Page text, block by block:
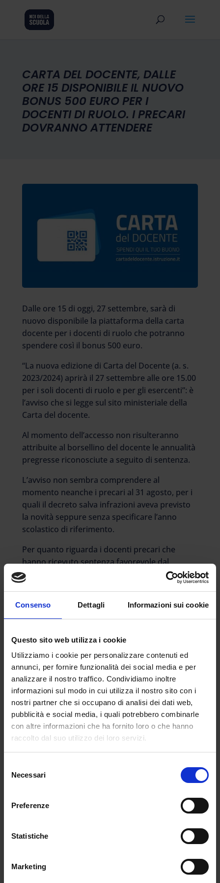
Consenso Dettagli Informazioni sui cookie
Questo sito web utilizza i cookie
Utilizziamo i cookie per personalizzare contenuti ed
annunci, per fornire funzionalità dei social media e per
analizzare il nostro traffico. Condividiamo inoltre
informazioni sul modo in cui utilizza il nostro sito con i
nostri partner che si occupano di analisi dei dati web,
pubblicità e social media, i quali potrebbero combinarle
con altre informazioni che ha fornito loro o che hanno
raccolto dal suo utilizzo dei loro servizi.
delNecessari
Preferenze
Statistiche
Marketing
CARTA DEL DOCENTE, DALLE
ORE 15 DISPONIBILE IL NUOVO
BONUS 500 EURO PER I
DOCENTI DI RUOLO. I PRECARI
DOVRANNO ATTENDERE
Dalle ore 15 di oggi, 27 settembre, sarà di
nuovo disponibile la piattaforma della carta
docente per i docenti di ruolo che potranno
spendere così il bonus 500 euro.
“La nuova edizione di Carta del Docente (a. s.
2023/2024) aprirà il 27 settembre alle ore 15.00
per i soli docenti di ruolo e per gli esercenti”: è
l’avviso che si legge sul sito ministeriale della
Carta del docente.
Al momento dell’accesso non risulteranno
attribuite al borsellino del docente le annualità
pregresse riconosciute a seguito di sentenza.
L’avviso non sembra comprendere al
momento neanche i precari al 31 agosto, per i
quali il decreto salva infrazioni aveva previsto
la novità seppure senza specificare l’anno
scolastico di riferimento.
Per quanto riguarda i docenti precari che
hanno ricevuto sentenza favorevole dal
giudice, sul sito Carta del docente alla
riapertura probabilmente si troverà ancora
le somme spettanti.
docente
La carta può essere utilizzata per l’acquisto
di
libri e testi, anche in formato digitale, di
pubblicazioni e di riviste comunque utili
all’aggiornamento professionale;
hardware e software;
iscrizione a corsi per attività di
aggiornamento e di qualificazione delle
accreditati presso il Ministero dell’istruzione,
iscrizione a corsi di laurea, di laurea
inerenti al profilo professionale, ovvero a
corsi post lauream o a master universitari
titoli di accesso per rappresentazioni teatrali